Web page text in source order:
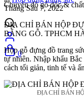
Chuyên đồ gỗ độc & chất
0
Tháng Sáu 7, 2022
ĐỊA CHỈ BÁN HỘP
BẰNG GỖ. TPHCM
Hộp gỗ đựng đồ trang
tự nhiên. Nhập khẩu
cách tối giản, tinh tế và
ĐỊA CHỈ BÁN